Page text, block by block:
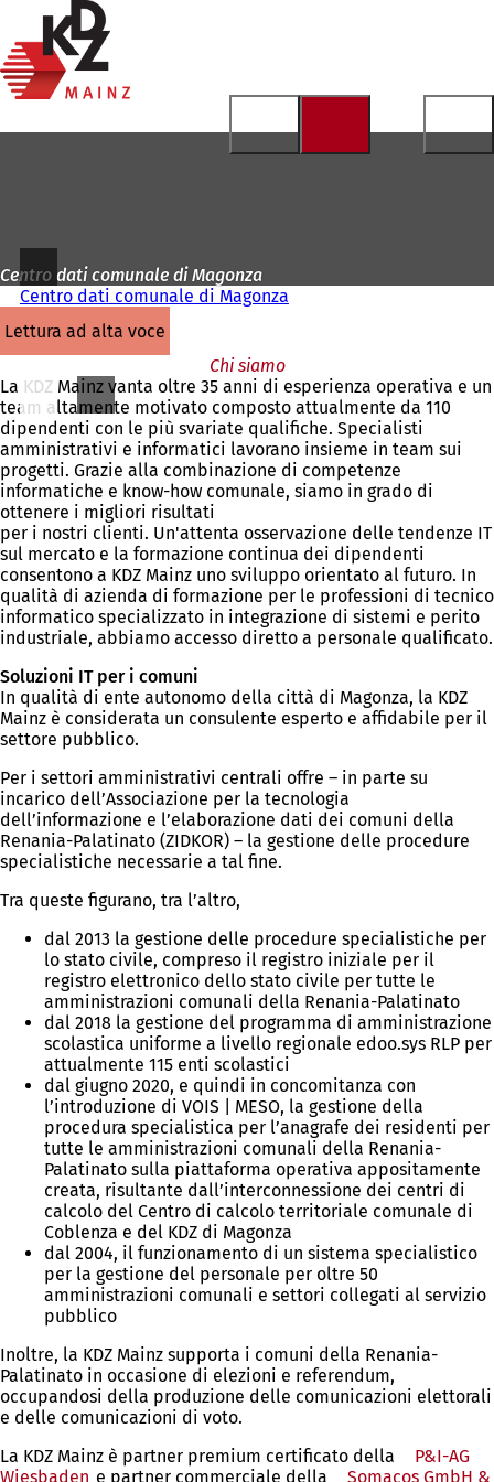
Vai al contenuto
pagina
iniziale
Centro dati comunale di Magonza
Centro dati comunale di Magonza
lettura ad alta voce
Chi siamo
La KDZ Mainz vanta oltre 35 anni di esperienza operativa e un
team altamente motivato composto attualmente da 110
dipendenti con le più svariate qualifiche. Specialisti
amministrativi e informatici lavorano insieme in team sui
progetti. Grazie alla combinazione di competenze
informatiche e know-how comunale, siamo in grado di
ottenere i migliori risultati
per i nostri clienti. Un'attenta osservazione delle tendenze IT
sul mercato e la formazione continua dei dipendenti
consentono a KDZ Mainz uno sviluppo orientato al futuro. In
qualità di azienda di formazione per le professioni di tecnico
informatico specializzato in integrazione di sistemi e perito
industriale, abbiamo accesso diretto a personale qualificato.
Soluzioni IT per i comuni
In qualità di ente autonomo della città di Magonza, la KDZ
Mainz è considerata un consulente esperto e affidabile per il
settore pubblico.
Per i settori amministrativi centrali offre – in parte su
incarico dell’Associazione per la tecnologia
dell’informazione e l’elaborazione dati dei comuni della
Renania-Palatinato (ZIDKOR) – la gestione delle procedure
specialistiche necessarie a tal fine.
Tra queste figurano, tra l’altro,
dal 2013 la gestione delle procedure specialistiche per
lo stato civile, compreso il registro iniziale per il
registro elettronico dello stato civile per tutte le
amministrazioni comunali della Renania-Palatinato
dal 2018 la gestione del programma di amministrazione
scolastica uniforme a livello regionale edoo.sys RLP per
attualmente 115 enti scolastici
dal giugno 2020, e quindi in concomitanza con
l’introduzione di VOIS | MESO, la gestione della
procedura specialistica per l’anagrafe dei residenti per
tutte le amministrazioni comunali della Renania-
Palatinato sulla piattaforma operativa appositamente
creata, risultante dall’interconnessione dei centri di
calcolo del Centro di calcolo territoriale comunale di
Coblenza e del KDZ di Magonza
dal 2004, il funzionamento di un sistema specialistico
per la gestione del personale per oltre 50
amministrazioni comunali e settori collegati al servizio
pubblico
Inoltre, la KDZ Mainz supporta i comuni della Renania-
Palatinato in occasione di elezioni e referendum,
occupandosi della produzione delle comunicazioni elettorali
e delle comunicazioni di voto.
La KDZ Mainz è partner premium certificato della
P&I-AG
Wiesbaden (Si
e partner commerciale della Somacos GmbH &